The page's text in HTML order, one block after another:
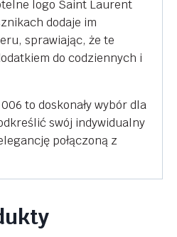
logo Saint Laurent
dodaje im
sprawiając, że te
do codziennych i
to doskonały wybór dla
swój indywidualny
połączoną z